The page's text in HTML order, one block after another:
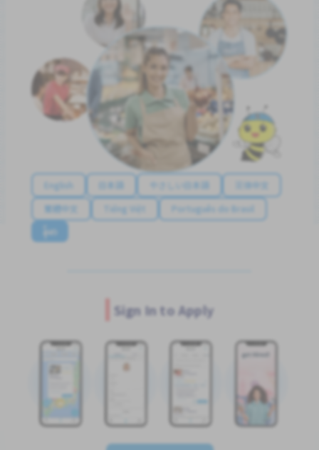
English 日本語 やさしい日本語
简体中文
繁體中文
Tiếng Việt
Português do Brasil
န်မာ
Sign In to Apply